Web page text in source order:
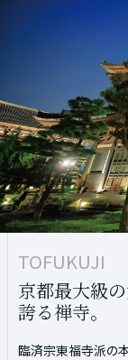
KYOTO
全国最大級
関口。
京都都市圏をはじ
TOFUKUJI
京都最大級
誇る禅寺。
臨済宗東福寺派の